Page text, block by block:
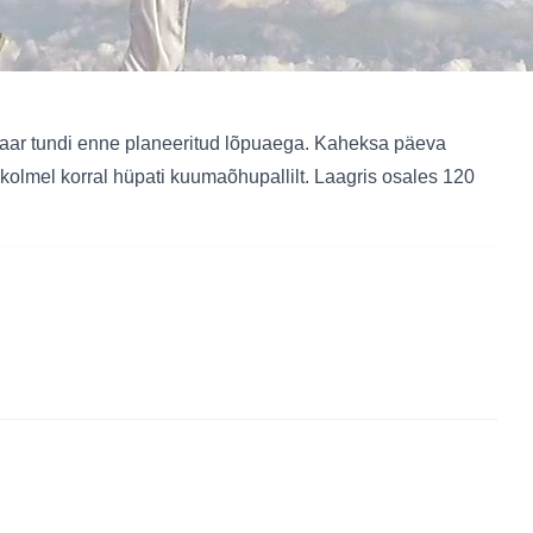
tundi enne planeeritud lõpuaega. Kaheksa päeva
korral hüpati kuumaõhupallilt. Laagris osales 120